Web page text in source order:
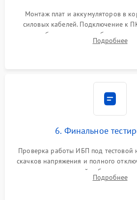
Монтаж плат и аккумуляторов в
силовых кабелей. Подключение к
калибровки констант батареи,
срабатывания AVR и сброса
Подробнее
6. Финальное
Проверка работы ИБП под тестовой
скачков напряжения и полного
времени автономной работы,
корректности формыПодробнее